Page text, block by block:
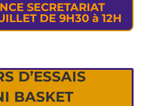
SECRETARIAT
DE 9H30 à 12H
D’ESSAIS
BASKET